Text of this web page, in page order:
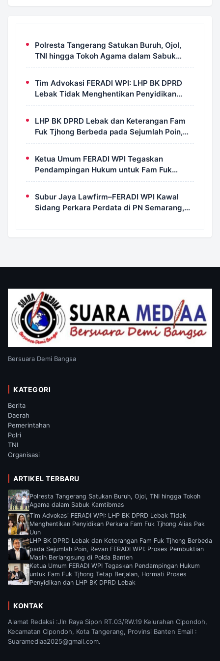
Polresta Tangerang Satukan Buruh, Ojol,
TNI hingga Tokoh Agama dalam Sabuk
Kamtibmas
Tim Advokasi FERADI WPI: LHP BK DPRD
Lebak Tidak Menghentikan Penyidikan
Perkara Fam Fuk Tjhong Alias Pak Uun
LHP BK DPRD Lebak dan Keterangan Fam
Fuk Tjhong Berbeda pada Sejumlah Poin,
Revan FERADI WPI: Proses Pembuktian
Ketua Umum FERADI WPI Tegaskan
Pendampingan Hukum untuk Fam Fuk
Tjhong Tetap Berjalan, Hormati Proses
Penyidikan dan LHP BK DPRD Lebak
Subur Jaya Lawfirm–FERADI WPI Kawal
Sidang Perkara Perdata di PN Semarang,
Bersuara Demi Bangsa
KATEGORI
Berita
Daerah
Pemerintahan
Polri
TNI
Organisasi
ARTIKEL TERBARU
Polresta Tangerang Satukan Buruh, Ojol, TNI hingga Tokoh
Agama dalam Sabuk Kamtibmas
Tim Advokasi FERADI WPI: LHP BK DPRD Lebak Tidak
Menghentikan Penyidikan Perkara Fam Fuk Tjhong Alias Pak
Uun
LHP BK DPRD Lebak dan Keterangan Fam Fuk Tjhong Berbeda
pada Sejumlah Poin, Revan FERADI WPI: Proses Pembuktian
Masih Berlangsung di Polda Banten
Ketua Umum FERADI WPI Tegaskan Pendampingan Hukum
untuk Fam Fuk Tjhong Tetap Berjalan, Hormati Proses
Penyidikan dan LHP BK DPRD Lebak
KONTAK
Alamat Redaksi :Jln Raya Sipon RT.03/RW.19 Kelurahan Cipondoh,
Kecamatan Cipondoh, Kota Tangerang, Provinsi Banten Email :
Suaramediaa2025@gmail.com.